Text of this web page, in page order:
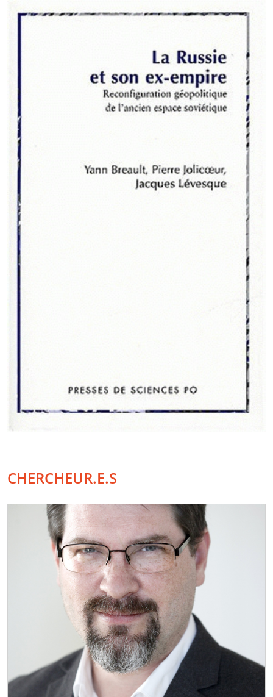
CHERCHEUR.E.S